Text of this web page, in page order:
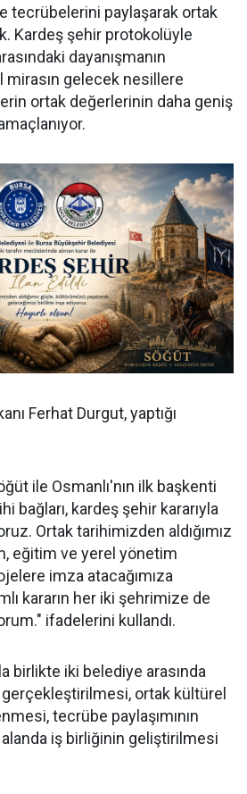
tecrübelerini paylaşarak ortak
Kardeş şehir protokolüyle
dayanışmanın
gelecek nesillere
ortak değerlerinin daha geniş
Ferhat Durgut, yaptığı
ile Osmanlı'nın ilk başkenti
bağları, kardeş şehir kararıyla
Ortak tarihimizden aldığımız
eğitim ve yerel yönetim
imza atacağımıza
kararın her iki şehrimize de
ifadelerini kullandı.
birlikte iki belediye arasında
gerçekleştirilmesi, ortak kültürel
tecrübe paylaşımının
alanda iş birliğinin geliştirilmesi